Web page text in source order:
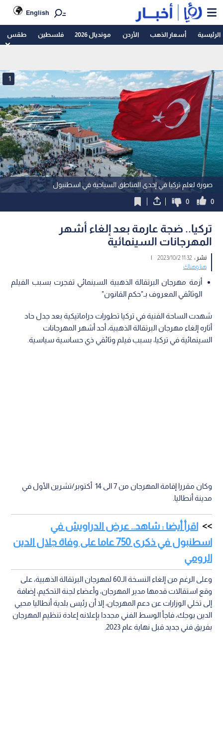
English
الرئيسية أسعار الذهب الأردن مونديال 2026 فلسطين طقس
صورة لعلم تركيا في إحدى المناطق السياحية في اسطنبول
1
0
0
تركيا.. ضجة عارمة بعد إلغاء أشهر
المهرجانات السينمائية
نشر :11:32 2023/10/2
|
هنا وهناك
أزمة مهرجان البرتقالة الذهبية السينمائي تفجرت بسبب الفيلم
الوثائقي المعروف بـ"حكم القانون"
شهدت الساحة الفنية في تركيا تطورات دراماتيكية بعد جدل حاد
أثاره إلغاء مهرجان البرتقالة الذهبية، أحد أشهر المهرجانات
السينمائية في تركيا، بسبب فيلم وثائقي ذي حساسية سياسية.
وكان مقررا إقامة المهرجان من 7 الى 14 أكتوبر/تشرين الأول في
مدينة أنطاليا.
اقرأ أيضا : شاهد.. عرض الدراويش في
اسطنبول في ذكرى 750 عاما على وفاة جلال الدين
الرومي
وعلى الرغم من إلغاء النسخة الـ60 لمهرجان البرتقالة الذهبية، على
وقع استقالات قدمها مدير المهرجان، وأعضاء لجنة التحكيم، إضافة
إلى تخلي الوزارات عن دعم المهرجان، إلا أن رئيس بلدية أنطاليا محيي
الدين بوجك، فاجأ الوسط الفني مجددا بإعلانه إعادة تنظيم المهرجان
بفريق فني جديد قبل نهاية عام 2023.